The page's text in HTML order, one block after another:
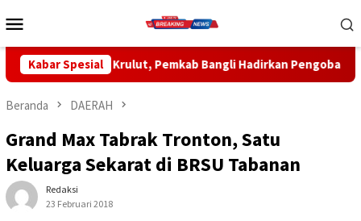
ke
Mobile
Kabar Spesial
Bangli Hadirkan Pengobatan Gratis di Empat
Beranda DAERAH
Grand Max Tabrak Tronton, Satu
Keluarga Sekarat di BRSU Tabanan
Redaksi
23 Februari 2018